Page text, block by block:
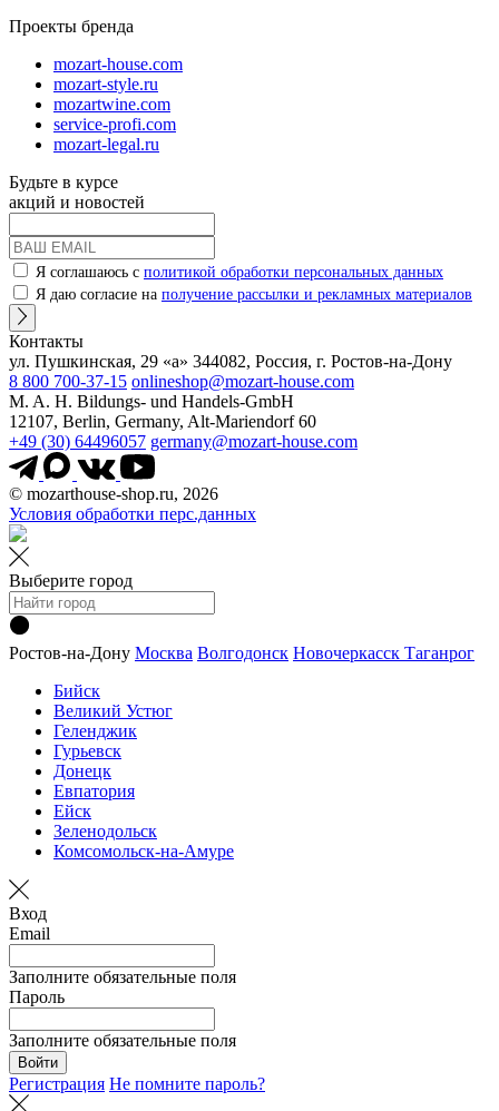
Проекты бренда
mozart-house.com
mozart-style.ru
mozartwine.com
service-profi.com
mozart-legal.ru
Будьте в курсе
акций и новостей
Я соглашаюсь с политикой обработки персональных данных
Я даю согласие на получение рассылки и рекламных материалов
Контакты
ул. Пушкинская, 29 «а» 344082, Россия, г. Ростов-на-Дону
8 800 700-37-15 onlineshop@mozart-house.com
M. A. H. Bildungs- und Handels-GmbH
12107, Berlin, Germany, Alt-Mariendorf 60
+49 (30) 64496057 germany@mozart-house.com
© mozarthouse-shop.ru, 2026
Условия обработки перс.данных
Выберите город
Ростов-на-Дону Москва Волгодонск Новочеркасск Таганрог
Бийск
Великий Устюг
Геленджик
Гурьевск
Донецк
Евпатория
Ейск
Зеленодольск
Комсомольск-на-Амуре
Вход
Email
Заполните обязательные поля
Пароль
Заполните обязательные поля
Войти
Регистрация Не помните пароль?